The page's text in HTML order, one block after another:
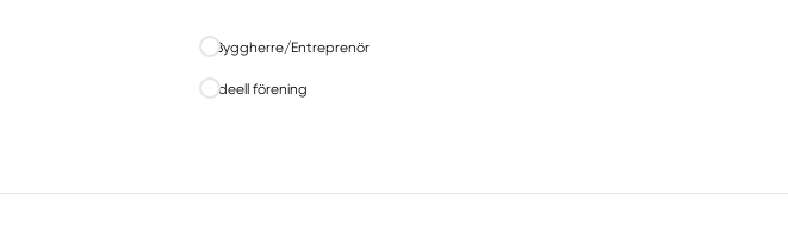
Byggherre/Entreprenör
Ideell förening